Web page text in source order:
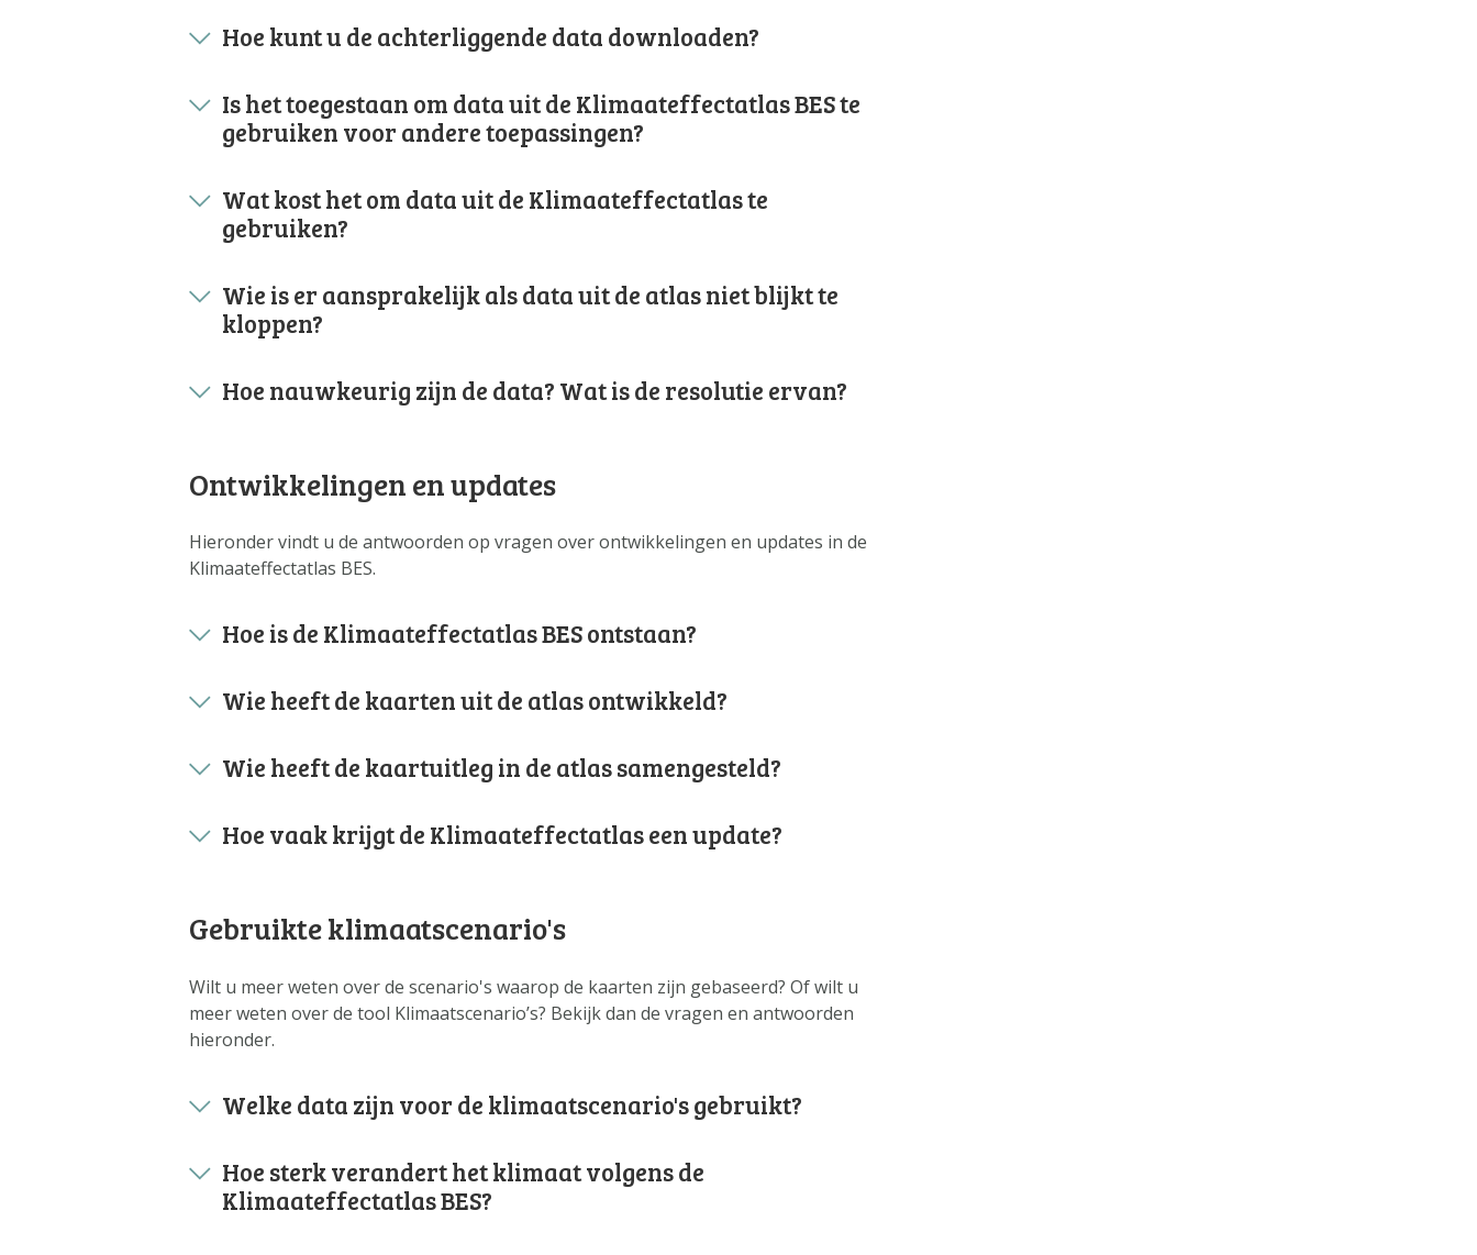
Hoe kunt u de achterliggende data downloaden?
Is het toegestaan om data uit de Klimaateffectatlas BES te
gebruiken voor andere toepassingen?
Wat kost het om data uit de Klimaateffectatlas te
gebruiken?
Wie is er aansprakelijk als data uit de atlas niet blijkt te
kloppen?
Hoe nauwkeurig zijn de data? Wat is de resolutie ervan?
Ontwikkelingen en updates
Hieronder vindt u de antwoorden op vragen over ontwikkelingen en updates in de
Klimaateffectatlas BES.
Hoe is de Klimaateffectatlas BES ontstaan?
Wie heeft de kaarten uit de atlas ontwikkeld?
Wie heeft de kaartuitleg in de atlas samengesteld?
Hoe vaak krijgt de Klimaateffectatlas een update?
Gebruikte klimaatscenario's
Wilt u meer weten over de scenario's waarop de kaarten zijn gebaseerd? Of wilt u
meer weten over de tool Klimaatscenario’s? Bekijk dan de vragen en antwoorden
hieronder.
Welke data zijn voor de klimaatscenario's gebruikt?
Hoe sterk verandert het klimaat volgens de
Klimaateffectatlas BES?